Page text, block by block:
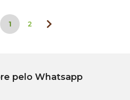
1 2
pelo Whatsapp